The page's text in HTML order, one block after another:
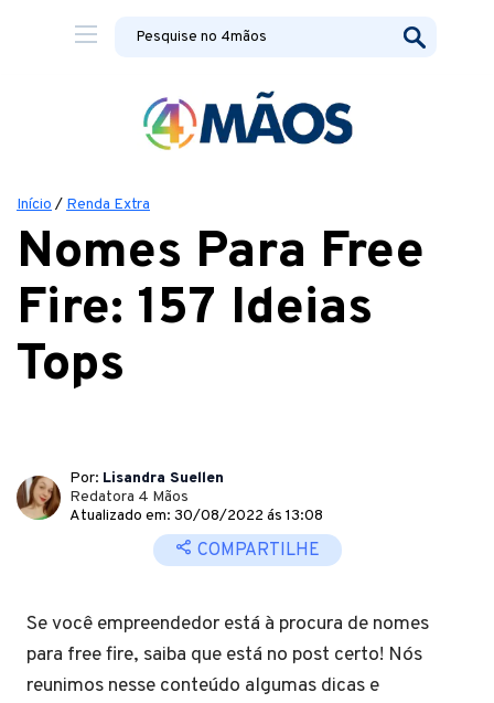
Início / Renda Extra
Nomes Para Free
Fire: 157 Ideias
Tops
Por: Lisandra Suellen
Redatora 4 Mãos
Atualizado em: 30/08/2022 ás 13:08
COMPARTILHE
Se você empreendedor está à procura de nomes
para free fire, saiba que está no post certo! Nós
reunimos nesse conteúdo algumas dicas e